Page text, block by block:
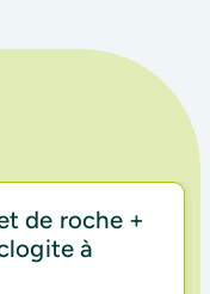
de roche +
à